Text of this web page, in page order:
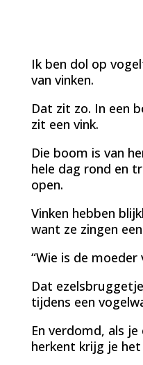
Ik ben dol op
van vinken.
Dat zit zo. In een
zit een vink.
Die boom is van
hele dag rond en
open.
Vinken hebben
want ze zingen
“Wie is de moeder
Dat
tijdens een
En verdomd, als
herkent krijg je